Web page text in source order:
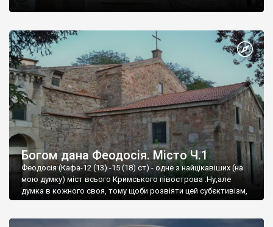
Богом дана Феодосія. Місто Ч.1
Феодосія (Кафа-12 (13) -15 (18) ст) - одне з найцікавіших (на
мою думку) міст всього Кримського півострова .Ну,але
думка в кожного своя, тому щоби розвіяти цей субєктивізм,
запрошую відвідати це